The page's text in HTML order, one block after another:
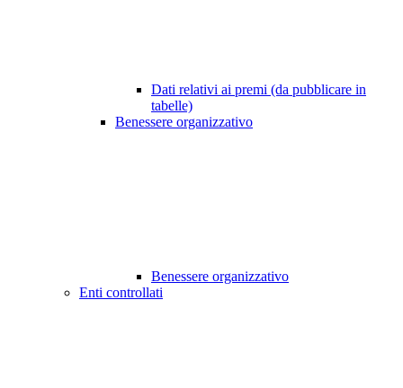
Dati relativi ai premi (da pubblicare in
tabelle)
Benessere organizzativo
Benessere organizzativo
Enti controllati